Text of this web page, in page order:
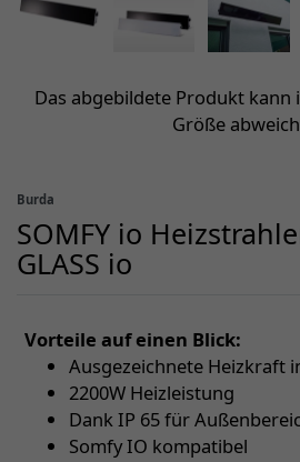
Das abgebildete Produkt kann
Größe
Burda
SOMFY io
GLASS io
Vorteile auf einen Blick:
Ausgezeichnete Heizkraft
2200W Heizleistung
Dank IP 65 für
Somfy IO kompatibel